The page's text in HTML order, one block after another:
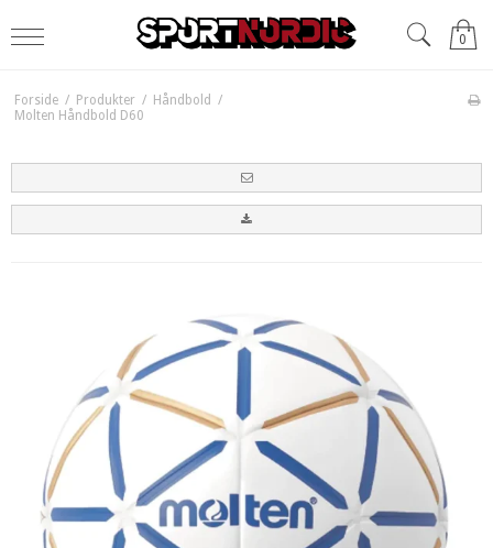
0
Forside / Produkter / Håndbold /
Molten Håndbold D60